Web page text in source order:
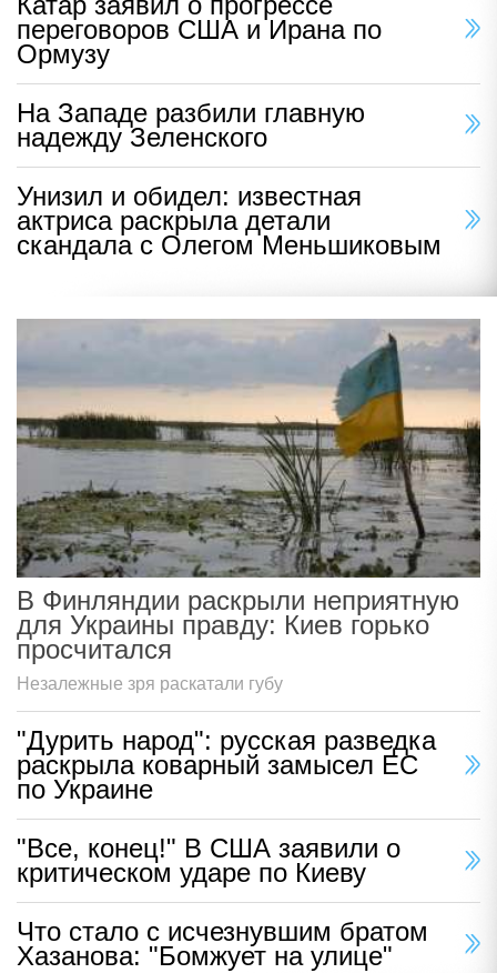
переговоров США и Ирана по
Ормузу
На Западе разбили главную
надежду Зеленского
Унизил и обидел: известная
актриса раскрыла детали
скандала с Олегом Меньшиковым
В Финляндии раскрыли неприятную
для Украины правду: Киев горько
просчитался
Незалежные зря раскатали губу
"Дурить народ": русская разведка
раскрыла коварный замысел ЕС
по Украине
"Все, конец!" В США заявили о
критическом ударе по Киеву
Что стало с исчезнувшим братом
Хазанова: "Бомжует на улице"